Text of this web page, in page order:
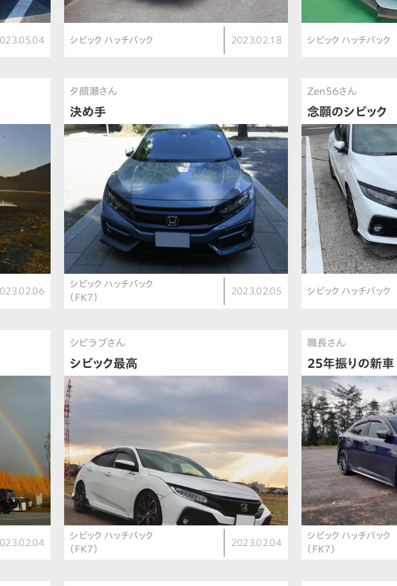
シビック ハッチバック 2023.02.18 シビック ハッチバック
夕顔瀬さん
決め手
シビック ハッチバック
（FK7）
2023.02.05
Zen56さん
念願のシビック
シビック ハッチバック
シビラブさん
シビック最高
シビック ハッチバック
（FK7）
2023.02.04
職長さん
25年振りの新車
シビック ハッチバック
（FK7）